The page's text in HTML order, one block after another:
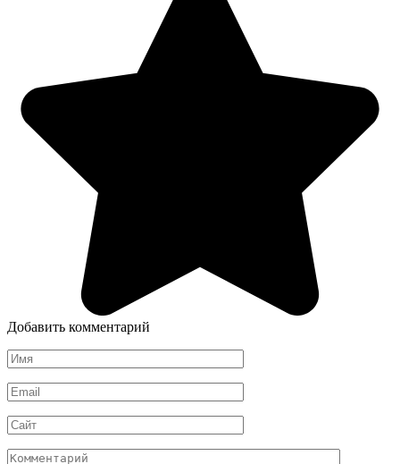
Добавить комментарий
Имя
*
Email
*
Сайт
Комментарий